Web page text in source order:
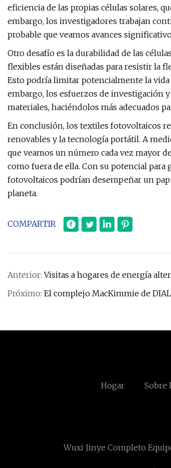
eficiencia de las propias células solares,
embargo, los investigadores trabajan
probable que veamos avances
Otro desafío es la durabilidad de las
flexibles están diseñadas para resistir la
Esto podría limitar potencialmente la
embargo, los esfuerzos de investigación
materiales, haciéndolos más adecuados
En conclusión, los textiles fotovoltaicos
renovables y la tecnología portátil. A
que veamos un número cada vez mayor
como fuera de ella. Con su potencial
fotovoltaicos podrían desempeñar un
planeta.
COMPARTIR
Anterior:Visitas a hogares de energía
Próximo: El complejo MacKimmie de
Hogar Sobre
Wuxi Jinye Completo